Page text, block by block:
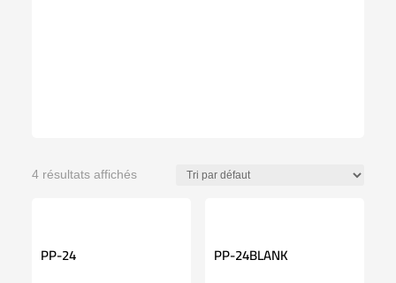
4 résultats affichés
PP-24 PP-24BLANK